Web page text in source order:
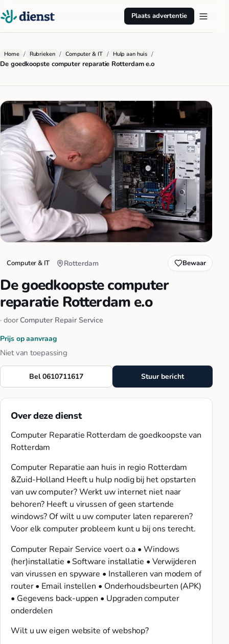
Plaats advertentie
Home / Rubrieken / Computer & IT / Hulp aan huis /
De goedkoopste computer reparatie Rotterdam e.o
Computer & IT Rotterdam Bewaar
De goedkoopste computer
reparatie Rotterdam e.o
· door Computer Repair Service
Prijs op aanvraag
Niet van toepassing
Bel 0610711617 Stuur bericht
Over deze dienst
Computer Reparatie Rotterdam de goedkoopste van
Rotterdam
Computer Reparatie aan huis in regio Rotterdam
&Zuid-Holland Heeft u hulp nodig bij het opstarten
van uw computer? Werkt uw internet niet naar
behoren? Heeft u virussen of geen startende
windows? Of wilt u uw computer laten repareren?
Voor elk computer probleem kunt u bij ons terecht.
Computer Repair Service voert o.a • Windows
(her)installatie • Software installatie • Verwijderen
van virussen en spyware • Installeren van modem of
router • Email instellen • Onderhoudsbeurten (APK)
• Gegevens back-uppen • Upgraden computer
onderdelen
Wilt u uw eigen website of webshop?